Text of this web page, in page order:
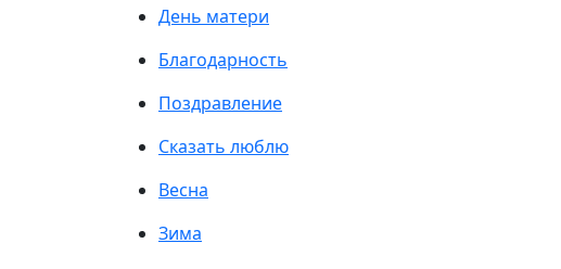
День матери
Благодарность
Поздравление
Сказать люблю
Весна
Зима